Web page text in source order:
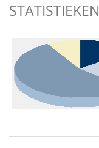
STATISTIEKEN